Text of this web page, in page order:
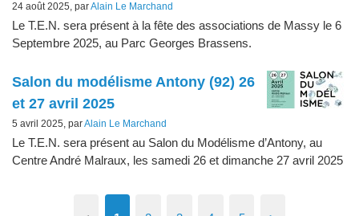
24 août 2025, parAlain Le Marchand
Le T.E.N. sera présent à la fête des associations de Massy le 6
Septembre 2025, au Parc Georges Brassens.
Salon du modélisme Antony (92) 26
et 27 avril 2025
5 avril 2025, parAlain Le Marchand
Le T.E.N. sera présent au Salon du Modélisme d’Antony, au
Centre André Malraux, les samedi 26 et dimanche 27 avril 2025